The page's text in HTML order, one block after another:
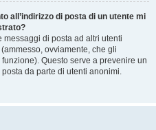
all’indirizzo di posta di un utente mi
di posta ad altri utenti
ovviamente, che gli
Questo serve a prevenire un
da parte di utenti anonimi.